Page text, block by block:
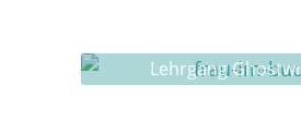
Lehrgang